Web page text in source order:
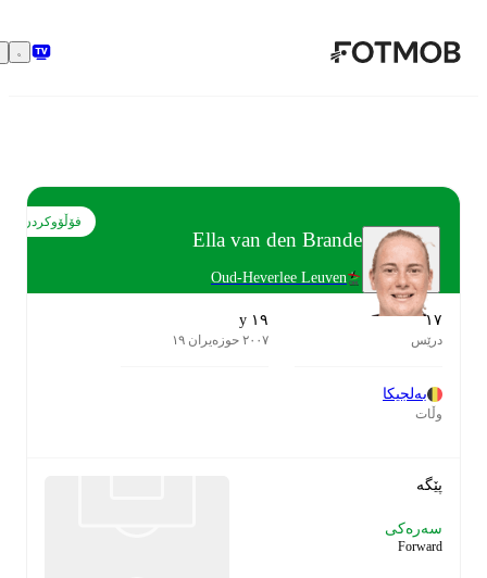
بازبڕە بۆ ناوەڕۆکی سەرەکی
Ella van den Brande
Oud-Heverlee Leuven
فۆڵۆوکردن
درێس
بەلجیکا
سەرەکی
Forward